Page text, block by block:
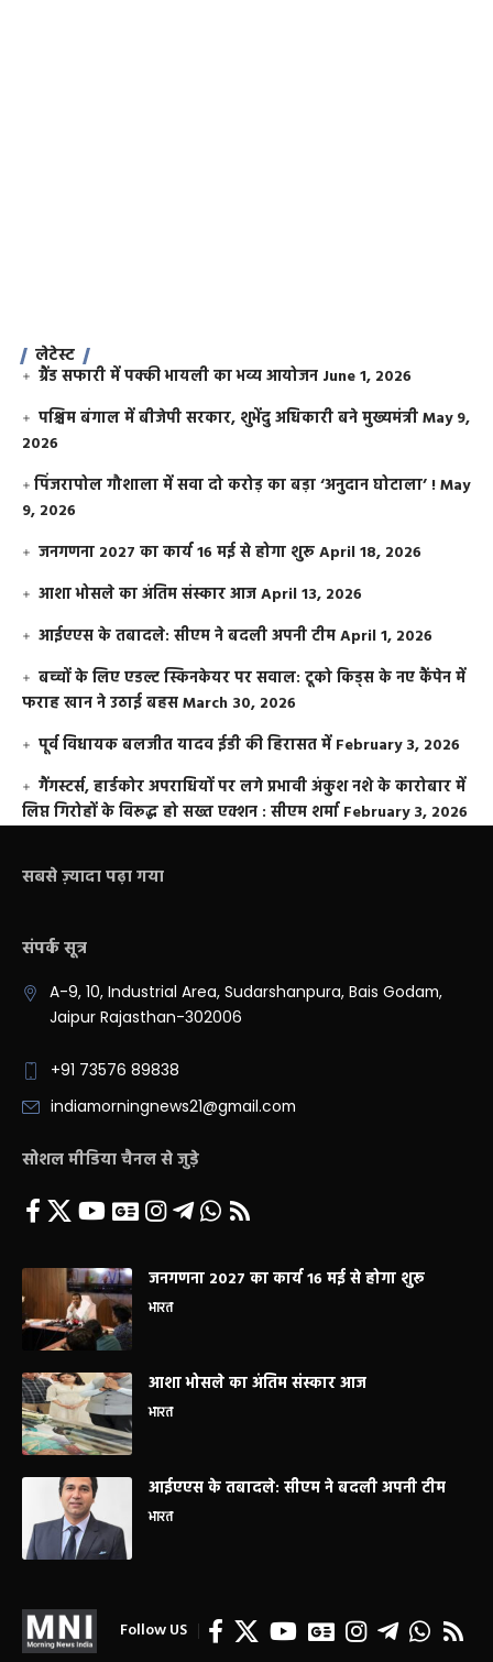
लेटेस्ट
ग्रैंड सफारी में पक्की भायली का भव्य आयोजन June 1, 2026
पश्चिम बंगाल में बीजेपी सरकार, शुभेंदु अधिकारी बने मुख्यमंत्रीMay 9,
2026
​पिंजरापोल गौशाला में सवा दो करोड़ का बड़ा ‘अनुदान घोटाला’ !May
9, 2026
जनगणना 2027 का कार्य 16 मई से होगा शुरूApril 18, 2026
आशा भोसले का अंतिम संस्कार आजApril 13, 2026
आईएएस के तबादले: सीएम ने बदली अपनी टीमApril 1, 2026
बच्चों के लिए एडल्ट स्किनकेयर पर सवाल: टूको किड्स के नए कैंपेन में
फराह खान ने उठाई बहसMarch 30, 2026
पूर्व विधायक बलजीत यादव ईडी की हिरासत में February 3, 2026
गैंगस्टर्स, हार्डकोर अपराधियों पर लगे प्रभावी अंकुश नशे के कारोबार में
लिप्त गिरोहों के विरूद्ध हो सख्त एक्शन : सीएम शर्मा February 3, 2026
सबसे ज़्यादा पढ़ा गया
संपर्क सूत्र
A-9, 10, Industrial Area, Sudarshanpura, Bais Godam,
Jaipur Rajasthan-302006
+91 73576 89838
indiamorningnews21@gmail.com
सोशल मीडिया चैनल से जुड़े
जनगणना 2027 का कार्य 16 मई से होगा शुरू
भारत
आशा भोसले का अंतिम संस्कार आज
भारत
आईएएस के तबादले: सीएम ने बदली अपनी टीम
भारत
Follow US